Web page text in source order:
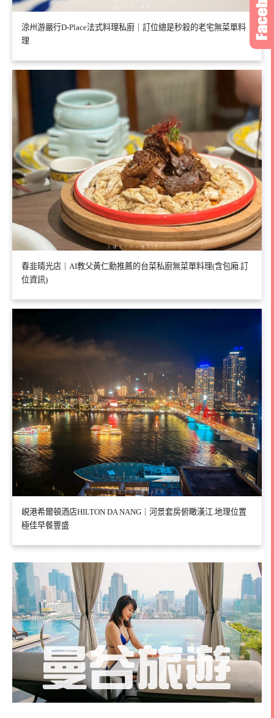
涼州游嚴行D-Place法式料理私廚｜訂位總是秒殺的老宅無菜單料
理
春韭晴光店｜AI教父黃仁勳推薦的台菜私廚無菜單料理(含包廂.訂
位資訊)
峴港希爾頓酒店HILTON DA NANG｜河景套房俯瞰漢江.地理位置
極佳早餐豐盛